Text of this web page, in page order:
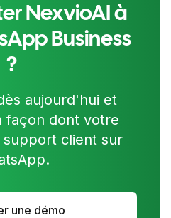
NexvioAI à
Business
?
aujourd'hui et
façon dont votre
client sur
une démo